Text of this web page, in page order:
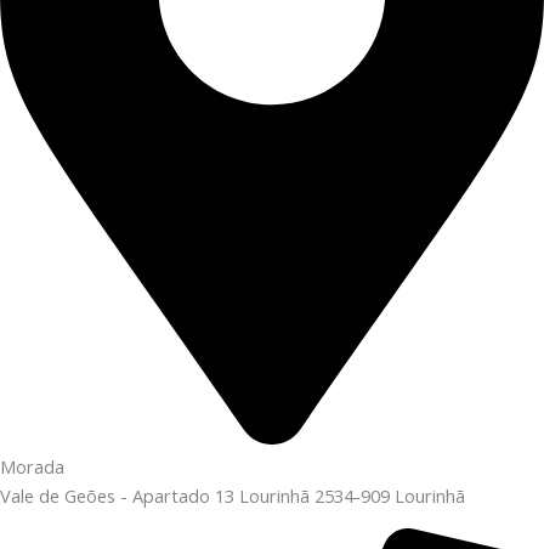
Morada
Vale de Geões - Apartado 13 Lourinhã 2534-909 Lourinhã